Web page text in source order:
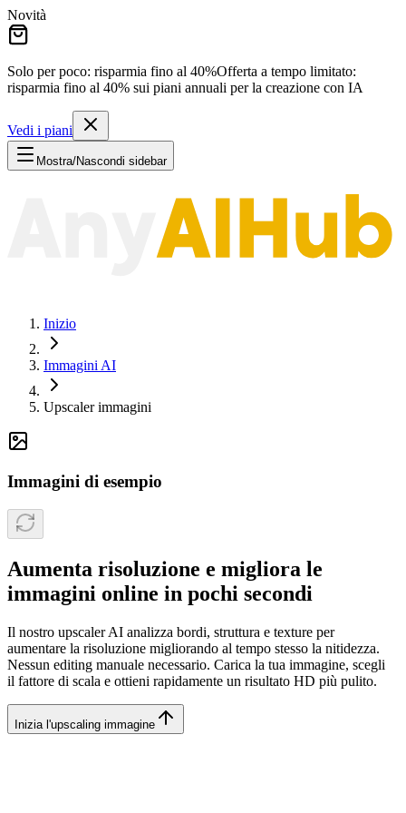
Novità
Solo per poco: risparmia fino al 40%Offerta a tempo limitato:
risparmia fino al 40% sui piani annuali per la creazione con IA
Vedi i piani
Mostra/Nascondi sidebar
Inizio
Immagini AI
Upscaler immagini
Immagini di esempio
Aumenta risoluzione e migliora le
immagini online in pochi secondi
Il nostro upscaler AI analizza bordi, struttura e texture per
aumentare la risoluzione migliorando al tempo stesso la nitidezza.
Nessun editing manuale necessario. Carica la tua immagine, scegli
il fattore di scala e ottieni rapidamente un risultato HD più pulito.
Inizia l'upscaling immagine